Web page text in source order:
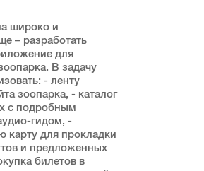
широко и
– разработать
для
В задачу
- ленту
зоопарка, - каталог
с подробным
гидом, -
карту для прокладки
и предложенных
билетов в